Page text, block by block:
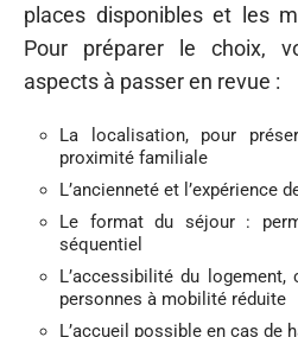
places disponibles et les
Pour préparer le choix,
aspects à passer en revue :
La localisation, pour
proximité familiale
L’ancienneté et l’expérience
Le format du séjour :
séquentiel
L’accessibilité du
personnes à mobilité réduite
L’accueil possible en cas de